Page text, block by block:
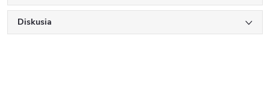
Diskusia